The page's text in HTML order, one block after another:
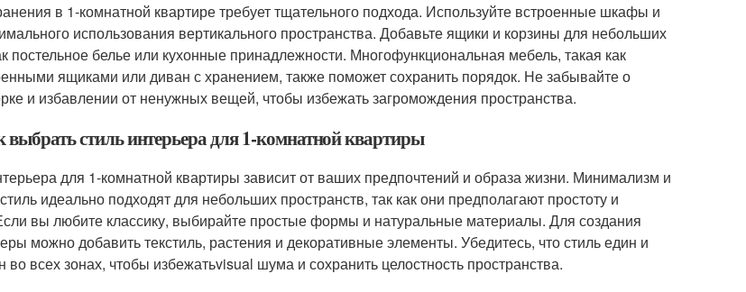
в 1-комнатной квартире требует тщательного подхода. Используйте встроенные шкафы и
использования вертикального пространства. Добавьте ящики и корзины для небольших
постельное белье или кухонные принадлежности. Многофункциональная мебель, такая как
ящиками или диван с хранением, также поможет сохранить порядок. Не забывайте о
и избавлении от ненужных вещей, чтобы избежать загромождения пространства.
стиль интерьера для 1-комнатной квартиры
для 1-комнатной квартиры зависит от ваших предпочтений и образа жизни. Минимализм и
идеально подходят для небольших пространств, так как они предполагают простоту и
вы любите классику, выбирайте простые формы и натуральные материалы. Для создания
можно добавить текстиль, растения и декоративные элементы. Убедитесь, что стиль един и
во всех зонах, чтобы избежатьvisual шума и сохранить целостность пространства.